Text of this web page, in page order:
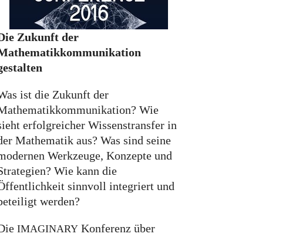
Zukunft der
ist die Zukunft der
Wie
erfolgreicher Wissenstransfer in
Mathematik aus? Was sind seine
Werkzeuge, Konzepte und
Wie kann die
sinnvoll integriert und
werden?
IMAGINARYKonferenz über